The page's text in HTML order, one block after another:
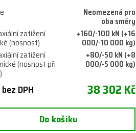
Neomezená pro
oba směry
zatížení
(nosnost)
+160/-100 kN (+16
000/-10 000 kg)
zatížení
(nosnost při
+80/-50 kN (+8
000/-5 000 kg)
DPH 38 302 Kč
Do košíku